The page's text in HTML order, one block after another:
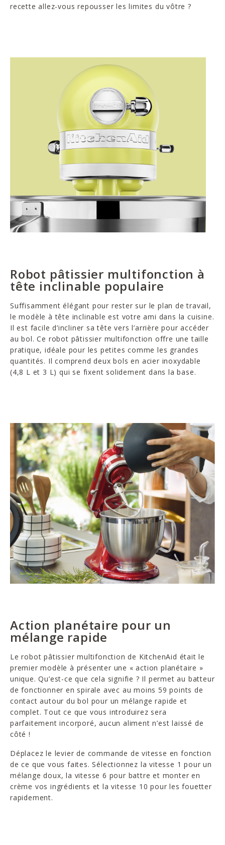
recette allez-vous repousser les limites du vôtre ?
Robot pâtissier multifonction à
tête inclinable populaire
Suffisamment élégant pour rester sur le plan de travail,
le modèle à tête inclinable est votre ami dans la cuisine.
Il est facile d’incliner sa tête vers l’arrière pour accéder
au bol. Ce robot pâtissier multifonction offre une taille
pratique, idéale pour les petites comme les grandes
quantités. Il comprend deux bols en acier inoxydable
(4,8 L et 3 L) qui se fixent solidement dans la base.
Action planétaire pour un
mélange rapide
Le robot pâtissier multifonction de KitchenAid était le
premier modèle à présenter une « action planétaire »
unique. Qu’est-ce que cela signifie ? Il permet au batteur
de fonctionner en spirale avec au moins 59 points de
contact autour du bol pour un mélange rapide et
complet. Tout ce que vous introduirez sera
parfaitement incorporé, aucun aliment n’est laissé de
côté !
Déplacez le levier de commande de vitesse en fonction
de ce que vous faites. Sélectionnez la vitesse 1 pour un
mélange doux, la vitesse 6 pour battre et monter en
crème vos ingrédients et la vitesse 10 pour les fouetter
rapidement.